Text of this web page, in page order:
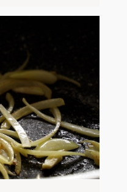
菜及蒜末炒出香氣
炒。